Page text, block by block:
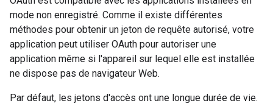
mode non enregistré. Comme il existe différentes
méthodes pour obtenir un jeton de requête autorisé, votre
application peut utiliser OAuth pour autoriser une
application même si l'appareil sur lequel elle est installée
ne dispose pas de navigateur Web.
Par défaut, les jetons d'accès ont une longue durée de vie.